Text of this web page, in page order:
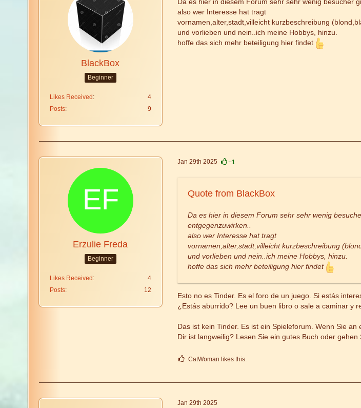
BlackBox
Beginner
Likes Received
4
Posts
9
also wer Interesse hat tragt
vornamen,alter,stadt,villeicht kurzbeschreibung
und vorlieben und nein..ich meine Hobbys, hinzu.
hoffe das sich mehr beteiligung hier findet
Erzulie Freda
Beginner
Likes Received
4
Posts
12
Jan 29th 2025 +1
Quote from BlackBox
Da es hier in diesem Forum sehr sehr wenig
entgegenzuwirken..
also wer Interesse hat tragt
vornamen,alter,stadt,villeicht kurzbeschreibung
und vorlieben und nein..ich meine Hobbys, hinzu.
hoffe das sich mehr beteiligung hier findet
Esto no es Tinder. Es el foro de un juego. Si estás
¿Estás aburrido? Lee un buen libro o sale a caminar y
Das ist kein Tinder. Es ist ein Spieleforum. Wenn Sie
Dir ist langweilig? Lesen Sie ein gutes Buch oder
CatWoman likes this.
Jan 29th 2025